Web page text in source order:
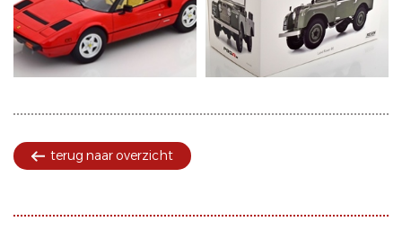
terug naar overzicht